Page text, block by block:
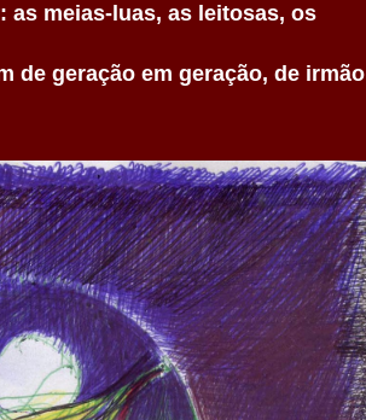
meias-luas, as leitosas, os
de geração em geração, de irmão